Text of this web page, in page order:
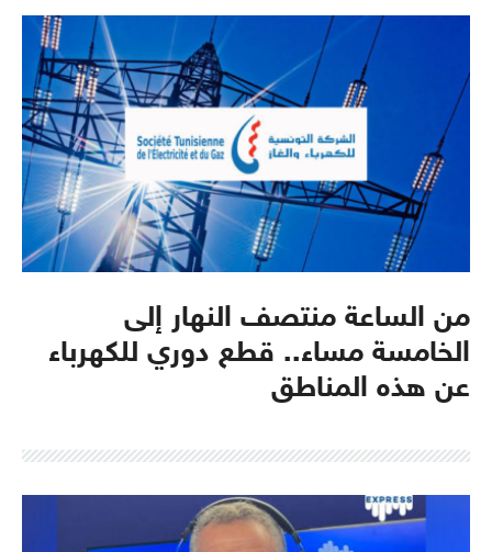
من الساعة منتصف النهار إلى
الخامسة مساء.. قطع دوري للكهرباء
عن هذه المناطق